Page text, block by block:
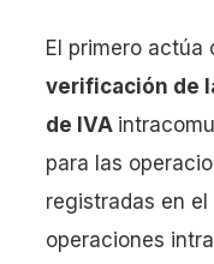
El primero actúa
verificación de
de IVA
para las
registradas en el
operaciones